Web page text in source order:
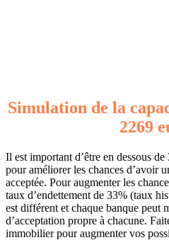
Simulation de la
2269
Il est important d’être en dessous
pour améliorer les chances d’avoir
acceptée. Pour augmenter les
taux d’endettement de 33% (taux
est différent et chaque banque peut
d’acceptation propre à chacune.
immobilier pour augmenter vos